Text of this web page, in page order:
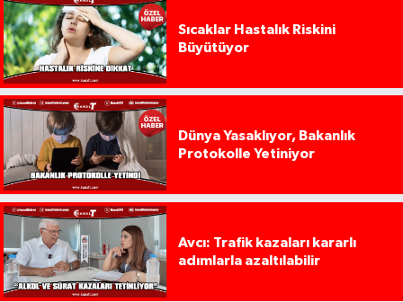
Sıcaklar Hastalık Riskini
Büyütüyor
Dünya Yasaklıyor, Bakanlık
Protokolle Yetiniyor
Avcı: Trafik kazaları kararlı
adımlarla azaltılabilir